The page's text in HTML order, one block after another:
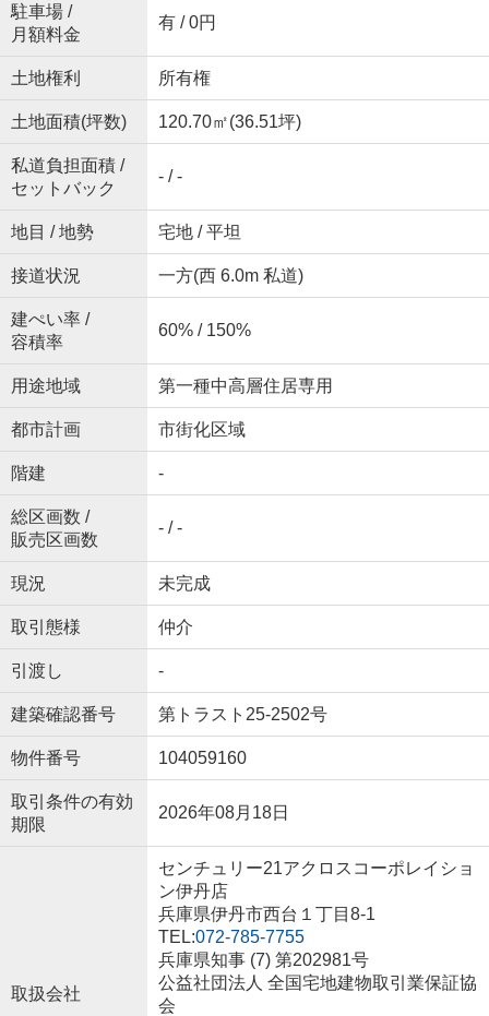
駐車場 /
月額料金
有 / 0円
土地権利 所有権
土地面積(坪数) 120.70㎡(36.51坪)
私道負担面積 /
セットバック
- / -
地目 / 地勢 宅地 / 平坦
接道状況 一方(西 6.0m 私道)
建ぺい率 /
容積率
60% / 150%
用途地域 第一種中高層住居専用
都市計画 市街化区域
階建 -
総区画数 /
販売区画数
- / -
現況 未完成
取引態様 仲介
引渡し -
建築確認番号 第トラスト25-2502号
物件番号 104059160
取引条件の有効
期限
2026年08月18日
取扱会社
センチュリー21アクロスコーポレイショ
ン伊丹店
兵庫県伊丹市西台１丁目8-1
TEL:072-785-7755
兵庫県知事 (7) 第202981号
公益社団法人 全国宅地建物取引業保証協
会